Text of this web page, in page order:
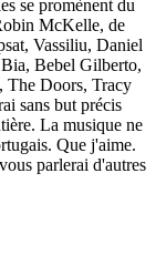
se promènent du
McKelle, de
Vassiliu, Daniel
Bia, Bebel Gilberto,
The Doors, Tracy
sans but précis
La musique ne
Que j'aime.
parlerai d'autres